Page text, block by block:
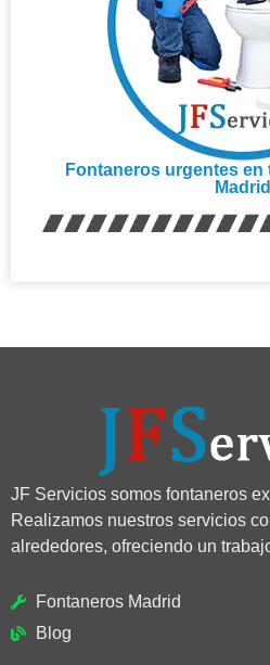
Fontaneros urgentes en
Madrid
JF Servicios somos fontaneros
Realizamos nuestros servicios
alrededores, ofreciendo un
Fontaneros Madrid
Blog